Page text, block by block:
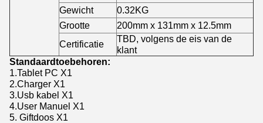
Gewicht
0.32KG
Grootte
200mm x 131mm x 12.5mm
Certificatie
TBD, volgens de eis van de
klant
Standaardtoebehoren:
1.Tablet PC X1
2.Charger X1
3.Usb kabel X1
4.User Manuel X1
5. Giftdoos X1